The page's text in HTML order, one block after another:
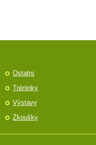
Ostatní
Tréninky
Výstavy
Zkoušky